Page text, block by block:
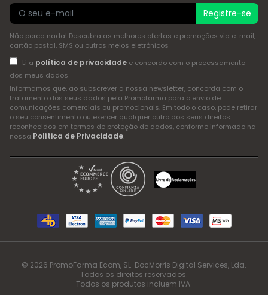
Registre-se
Não perca nada! Descubra as melhores ofertas e promoções via e-mail,
cartão postal, SMS ou outros meios eletrónicos
Li a política de privacidadee concordo com o processamento
dos meus dados
Informamos que, ao subscrever a nossa newsletter, concorda com o
tratamento dos seus dados pela Promofarma para o envio de
comunicações comerciais ou promocionais. Em todo o caso, pode retirar
o seu consentimento ou exercer qualquer outro dos seus direitos
reconhecidos em termos de proteção de dados, conforme informado na
nossa Política de Privacidade.
© 2026 PromoFarma Ecom, SL. DocMorris Digital Services, Lda.
Todos os direitos reservados.
Todos os produtos incluem IVA.